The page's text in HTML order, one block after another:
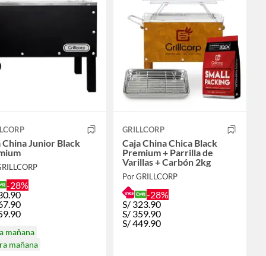
China Junior Black
-28%
mañana
mañana
GRILLCORP
Caja China Chica Black
Premium + Parrilla de
Varillas + Carbón 2kg
Por GRILLCORP
-28%
S/ 323.90
S/ 359.90
S/449.90